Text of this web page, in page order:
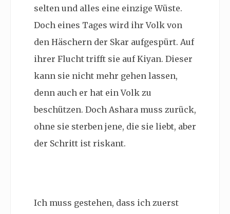
selten und alles eine einzige Wüste.
Doch eines Tages wird ihr Volk von
den Häschern der Skar aufgespürt. Auf
ihrer Flucht trifft sie auf Kiyan. Dieser
kann sie nicht mehr gehen lassen,
denn auch er hat ein Volk zu
beschützen. Doch Ashara muss zurück,
ohne sie sterben jene, die sie liebt, aber
der Schritt ist riskant.
Ich muss gestehen, dass ich zuerst